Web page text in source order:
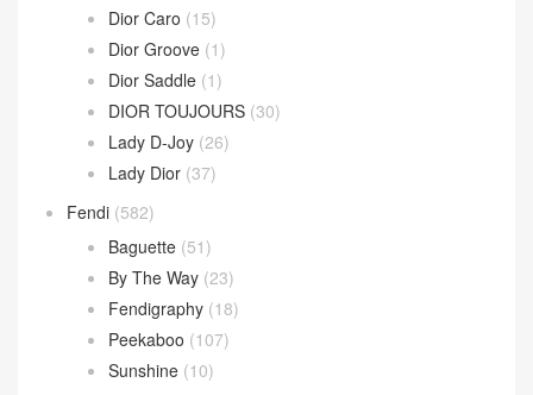
Dior Caro (15)
Dior Groove (1)
Dior Saddle (1)
DIOR TOUJOURS (30)
Lady D-Joy (26)
Lady Dior (37)
Fendi (582)
Baguette (51)
By The Way (23)
Fendigraphy (18)
Peekaboo (107)
Sunshine (10)